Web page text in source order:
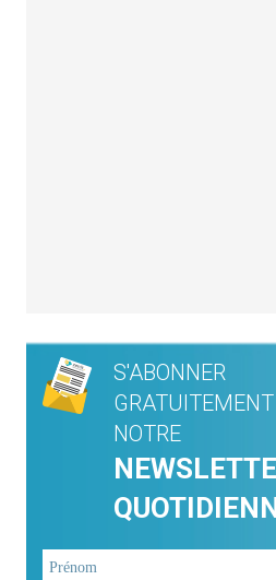
S'ABONNER
NOTRE